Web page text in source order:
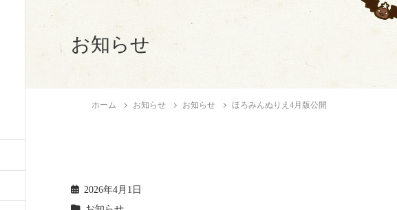
お知らせ
ホーム お知らせ お知らせ ほろみんぬりえ4月版公開
2026年4月1日